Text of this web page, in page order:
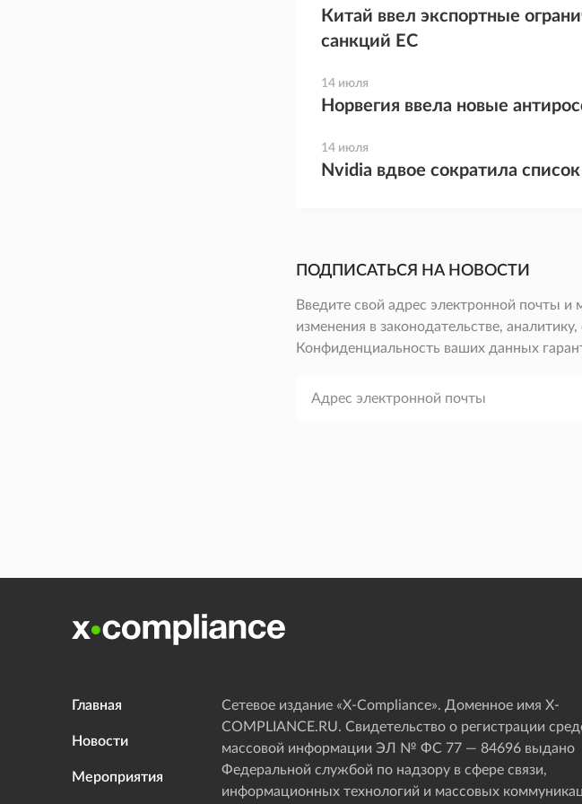
Китай ввел экспортные
санкций ЕС
14 июля
Норвегия ввела новые
14 июля
Nvidia вдвое сократила
ПОДПИСАТЬСЯ НА НОВОСТИ
Введите свой адрес электронной почты
изменения в законодательстве,
Конфиденциальность ваших данных
Главная
Новости
Мероприятия
Сетевое издание «Х-Compliance». Доменное имя X-
COMPLIANCE.RU. Свидетельство о регистрации
массовой информации ЭЛ № ФС 77 — 84696 выдано
Федеральной службой по надзору в сфере связи,
информационных технологий и массовых